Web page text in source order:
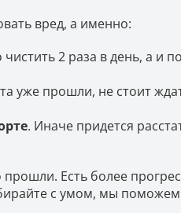
вред, а именно:
2 раза в день, а и
уже прошли, не стоит
. Иначе придется
прошли. Есть более
с умом, мы